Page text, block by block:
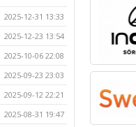
2025-12-31 13:33
2025-12-23 13:54
2025-10-06 22:08
2025-09-23 23:03
2025-09-12 22:21
2025-08-31 19:47